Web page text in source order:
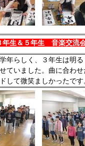
年生＆５年生 音楽交流
年らしく、３年生は明る
ていました。曲に合わ
して微笑ましかったです